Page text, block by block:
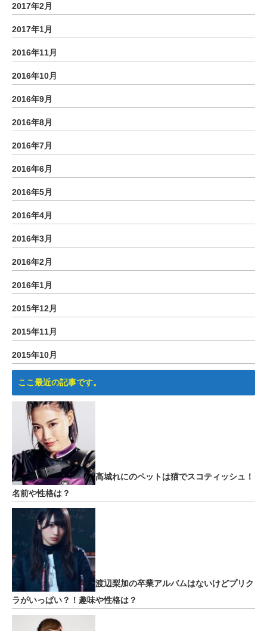
2017年2月
2017年1月
2016年11月
2016年10月
2016年9月
2016年8月
2016年7月
2016年6月
2016年5月
2016年4月
2016年3月
2016年2月
2016年1月
2015年12月
2015年11月
2015年10月
ここ最近の記事です。
高城れにのペットは猫でスコティッシュ！
名前や性格は？
渡辺梨加の卒業アルバムはないけどプリク
ラがいっぱい？！趣味や性格は？